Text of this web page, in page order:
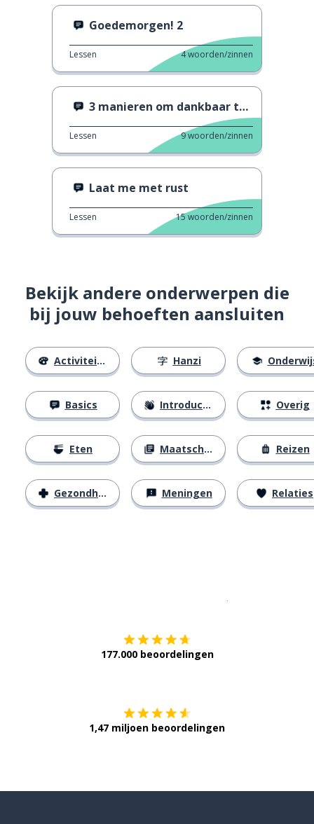
Goedemorgen! 2
Lessen 4woorden/zinnen
3 manieren om dankbaar te zijn
Lessen 9woorden/zinnen
Laat me met rust
Lessen 15woorden/zinnen
Bekijk andere onderwerpen die
bij jouw behoeften aansluiten
Activiteiten
Basics
Eten
Gezondheid
Hanzi
Introducties
Maatschappij
Meningen
Overig
Reizen
Relaties
177.000 beoordelingen
1,47 miljoen beoordelingen